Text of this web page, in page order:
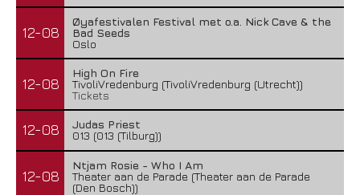
12-08
Øyafestivalen Festival met o.a. Nick Cave & the
Bad Seeds
Oslo
12-08
High On Fire
TivoliVredenburg (TivoliVredenburg (Utrecht))
Tickets
12-08
Judas Priest
013 (013 (Tilburg))
12-08
Ntjam Rosie - Who I Am
Theater aan de Parade (Theater aan de Parade
(Den Bosch))